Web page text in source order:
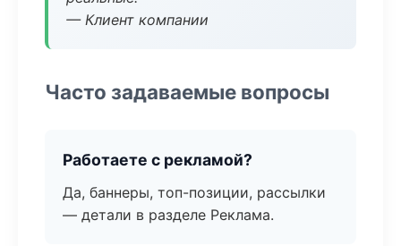
— Клиент компании
Часто задаваемые вопросы
Работаете с рекламой?
Да, баннеры, топ-позиции, рассылки
— детали в разделе Реклама.